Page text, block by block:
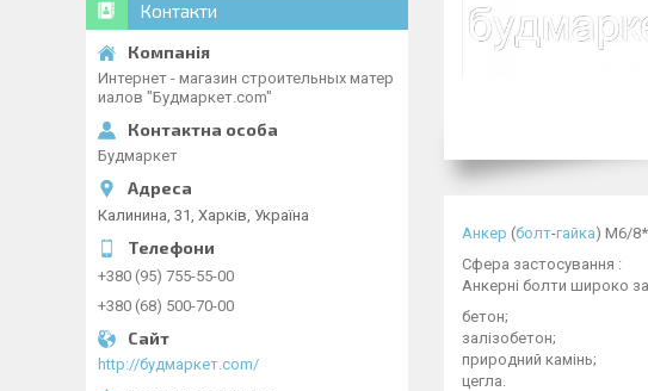
Анкер (болт-гайка) М6/
Сфера застосування :
Анкерні болти широко
бетон;
залізобетон;
природний камінь;
цегла.
Контакти
Интернет - магазин строительных матер
иалов "Будмаркет.com"
Будмаркет
Калинина, 31, Харків, Україна
+380 (95) 755-55-00
+380 (68) 500-70-00
http://будмаркет.com/